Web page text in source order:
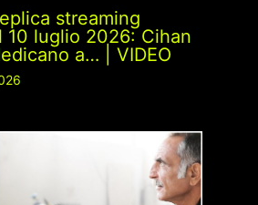
streaming
10 luglio 2026: Cihan
a… | VIDEO